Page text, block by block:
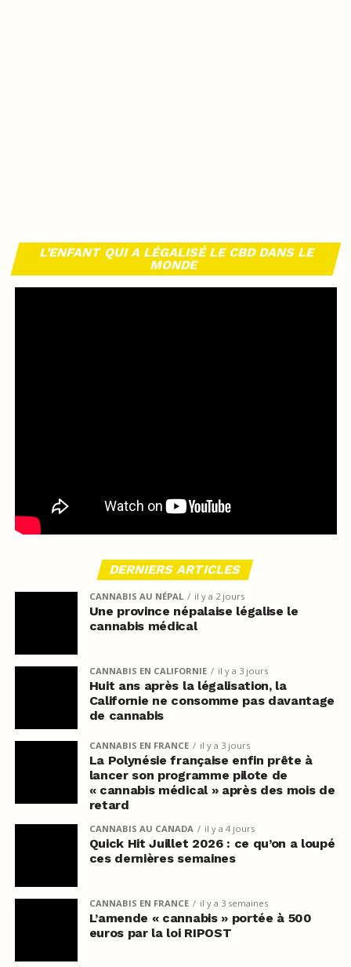
L’ENFANT QUI A LÉGALISÉ LE CBD DANS LE
MONDE
DERNIERS ARTICLES
CANNABIS AU NÉPAL il y a 2 jours
Une province népalaise légalise le
cannabis médical
CANNABIS EN CALIFORNIE il y a 3 jours
Huit ans après la légalisation, la
Californie ne consomme pas davantage
de cannabis
CANNABIS EN FRANCE il y a 3 jours
La Polynésie française enfin prête à
lancer son programme pilote de
« cannabis médical » après des mois de
retard
CANNABIS AU CANADA il y a 4 jours
Quick Hit Juillet 2026 : ce qu’on a loupé
ces dernières semaines
CANNABIS EN FRANCE il y a 3 semaines
L’amende « cannabis » portée à 500
euros par la loi RIPOST